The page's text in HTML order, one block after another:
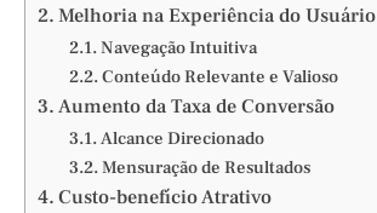
Melhoria na Experiência do Usuário
Navegação Intuitiva
Conteúdo Relevante e Valioso
Aumento da Taxa de Conversão
Alcance Direcionado
Mensuração de Resultados
Custo-benefício Atrativo